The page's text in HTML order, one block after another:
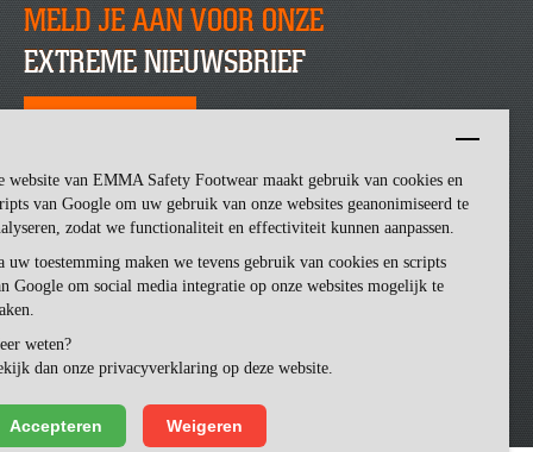
website van EMMA Safety Footwear maakt gebruik van cookies en
van Google om uw gebruik van onze websites geanonimiseerd te
zodat we functionaliteit en effectiviteit kunnen aanpassen.
uw toestemming maken we tevens gebruik van cookies en scripts
Google om social media integratie op onze websites mogelijk te
weten?
dan onze privacyverklaring op deze website.
Accepteren Weigeren
MELD JE AAN VOOR ONZE
EXTREME NIEUWSBRIEF